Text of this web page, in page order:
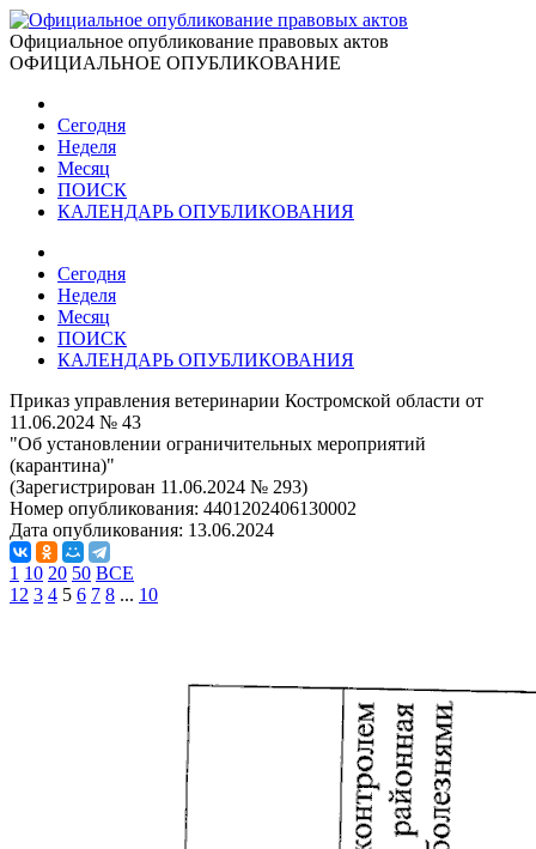
Официальное опубликование правовых актов
ОФИЦИАЛЬНОЕ ОПУБЛИКОВАНИЕ
Сегодня
Неделя
Месяц
ПОИСК
КАЛЕНДАРЬ ОПУБЛИКОВАНИЯ
Сегодня
Неделя
Месяц
ПОИСК
КАЛЕНДАРЬ ОПУБЛИКОВАНИЯ
Приказ управления ветеринарии Костромской области от
11.06.2024 № 43
"Об установлении ограничительных мероприятий
(карантина)"
(Зарегистрирован 11.06.2024 № 293)
Номер опубликования: 4401202406130002
Дата опубликования: 13.06.2024
1 10 20 50 ВСЕ
1 2 3 4 5 6 7 8 ... 10